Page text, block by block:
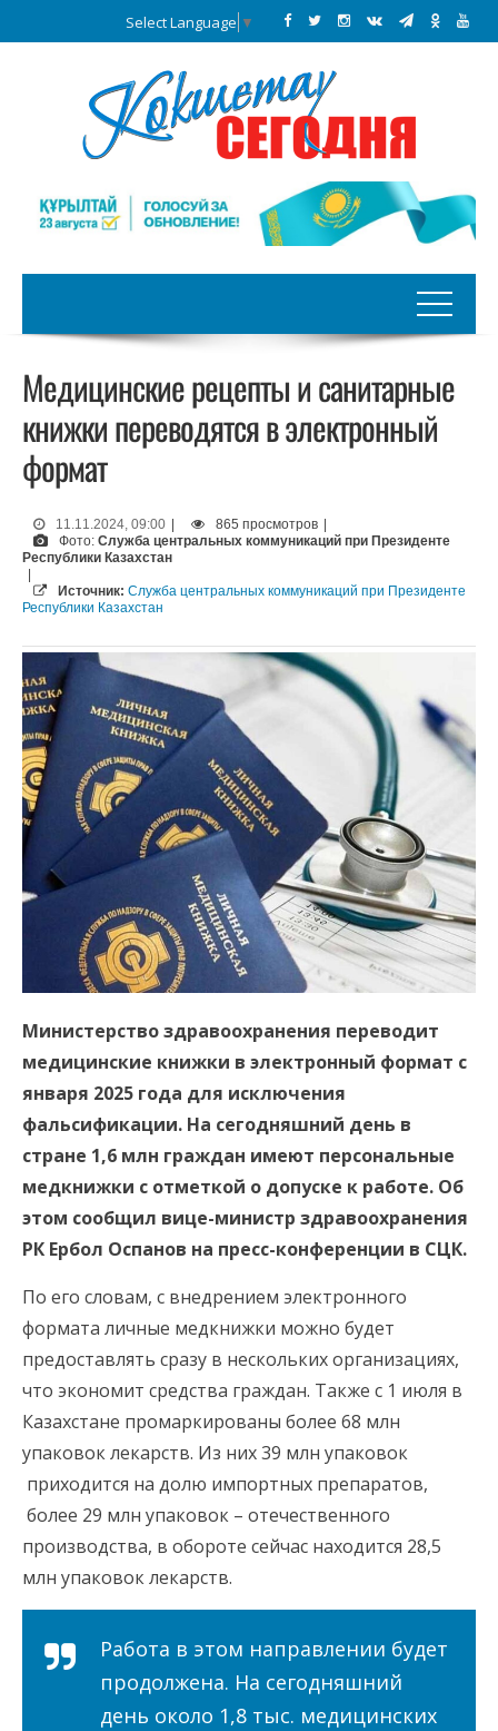
Select Language ▼
Медицинские рецепты и санитарные
книжки переводятся в электронный
формат
11.11.2024, 09:00 865 просмотров
Фото: Служба центральных коммуникаций при Президенте
Республики Казахстан
Источник: Служба центральных коммуникаций при Президенте
Республики Казахстан
Министерство здравоохранения переводит
медицинские книжки в электронный формат с
января 2025 года для исключения
фальсификации. На сегодняшний день в
стране 1,6 млн граждан имеют персональные
медкнижки с отметкой о допуске к работе. Об
этом сообщил вице-министр здравоохранения
РК Ербол Оспанов на пресс-конференции в СЦК.
По его словам, с внедрением электронного
формата личные медкнижки можно будет
предоставлять сразу в нескольких организациях,
что экономит средства граждан. Также с 1 июля в
Казахстане промаркированы более 68 млн
упаковок лекарств. Из них 39 млн упаковок
приходится на долю импортных препаратов,
более 29 млн упаковок – отечественного
производства, в обороте сейчас находится 28,5
млн упаковок лекарств.
Работа в этом направлении будет
продолжена. На сегодняшний
день около 1,8 тыс. медицинских